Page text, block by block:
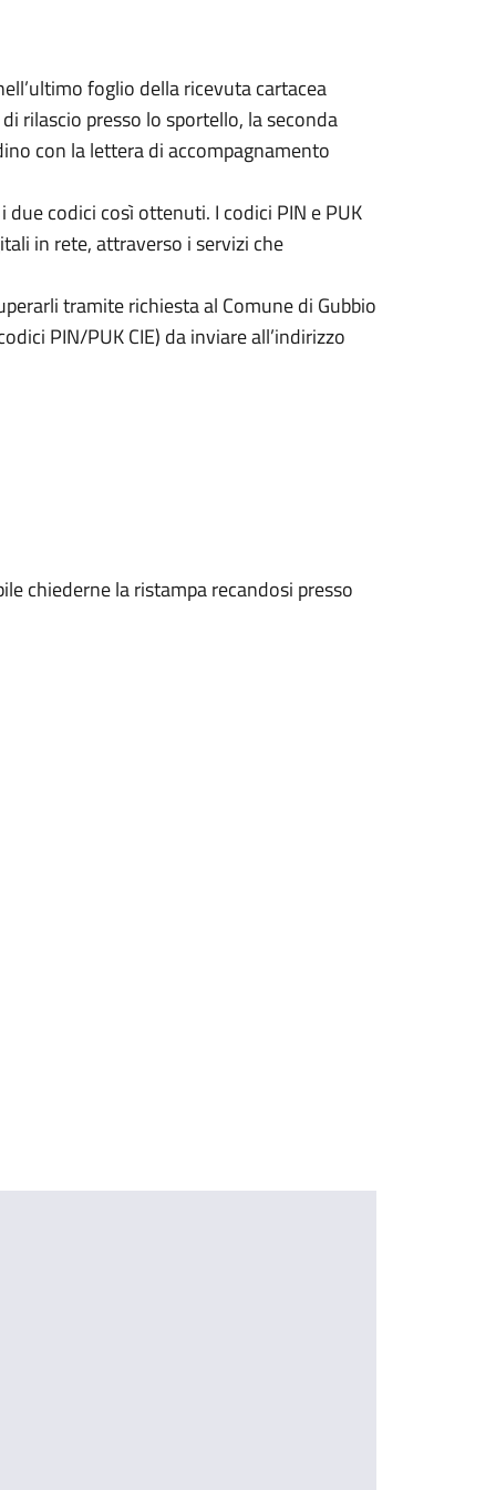
foglio della ricevuta cartacea
rilascio presso lo sportello, la seconda
con la lettera di accompagnamento
codici così ottenuti. I codici PIN e PUK
in rete, attraverso i servizi che
tramite richiesta al Comune di Gubbio
PIN/PUK CIE) da inviare all’indirizzo
chiederne la ristampa recandosi presso